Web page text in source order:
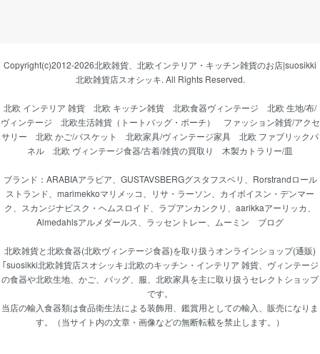
Copyright(c)2012-2026北欧雑貨、北欧インテリア・キッチン雑貨のお店|suosikki
北欧雑貨店スオシッキ. All Rights Reserved.
北欧 インテリア 雑貨 北欧 キッチン雑貨 北欧食器ヴィンテージ
北欧 生地/布/
ヴィンテージ
北欧生活雑貨（トートバッグ・ポーチ）
ファッション雑貨/アクセ
サリー
北欧 かご/バスケット 北欧家具/ヴィンテージ家具
北欧 ファブリックパ
ネル
北欧 ヴィンテージ食器/古着/雑貨の買取り 木製カトラリー/皿
ブランド： ARABIAアラビア GUSTAVSBERGグスタフスベリ
Rorstrandロール
ストランド
marimekkoマリメッコ リサ・ラーソン
カイボイスン・デンマー
ク
スカンジナビスク・ヘムスロイド ラプアンカンクリ aarikkaアーリッカ
Almedahlsアルメダールス
ラッセントレー ムーミン ブログ
北欧雑貨と北欧食器(北欧ヴィンテージ食器)を取り扱うオンラインショップ(通販)
｢suosikki北欧雑貨店スオシッキ｣北欧のキッチン・インテリア 雑貨、ヴィンテージ
の食器や北欧生地、かご、バッグ、服、北欧家具を主に取り扱うセレクトショップ
です。
当店の輸入食器類は食品衛生法による装飾用、鑑賞用としての輸入、販売になりま
す。（当サイト内の文章・画像などの無断転載を禁止します。）